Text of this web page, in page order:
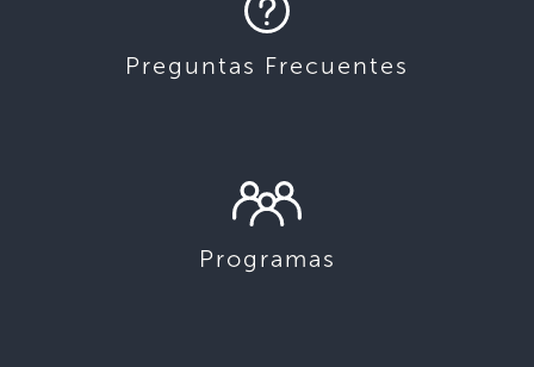
Preguntas Frecuentes
Programas